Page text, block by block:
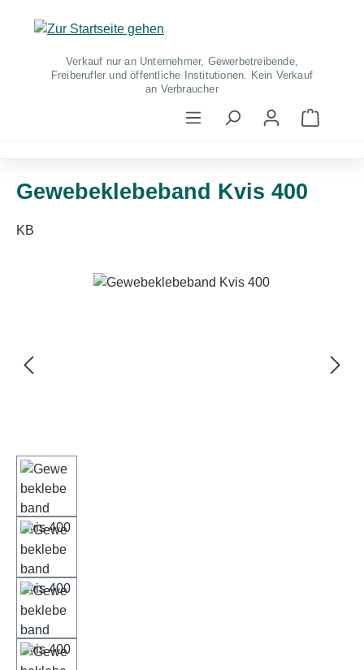
Zum Hauptinhalt springen
Verkauf nur an Unternehmer, Gewerbetreibende,
Freiberufler und öffentliche Institutionen. Kein Verkauf
an Verbraucher
Gewebeklebeband Kvis 400
KB
Bildergalerie überspringen